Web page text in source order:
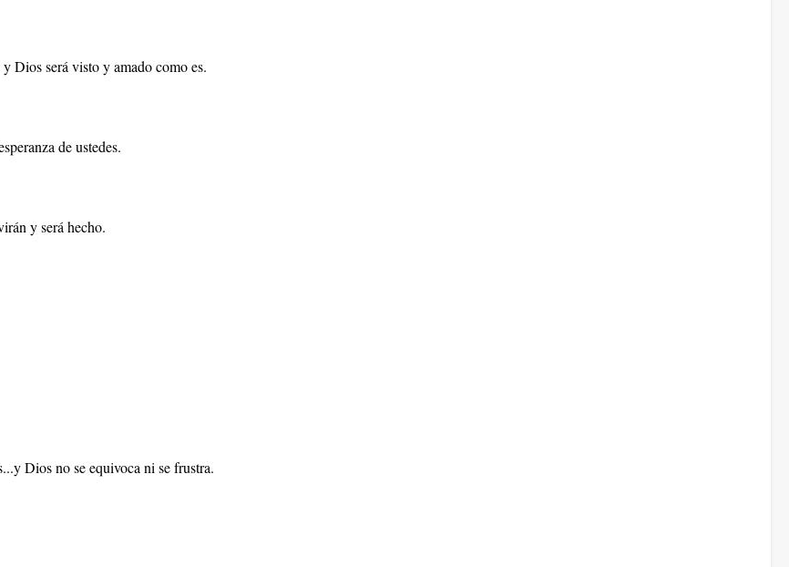
Dios será visto y amado como es.
de ustedes.
y será hecho.
Dios no se equivoca ni se frustra.